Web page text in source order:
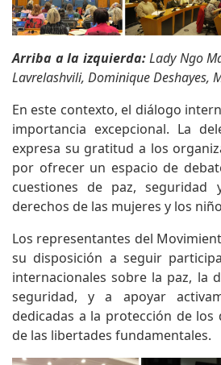
Arriba a la izquierda: Lady Ngo
Lavrelashvili, Dominique Deshayes,
En este contexto, el diálogo
importancia excepcional. La
expresa su gratitud a los
por ofrecer un espacio de
cuestiones de paz, seguridad
derechos de las mujeres y los
Los representantes del
su disposición a seguir
internacionales sobre la paz, la
seguridad, y a apoyar
dedicadas a la protección de los
de las libertades fundamentales.